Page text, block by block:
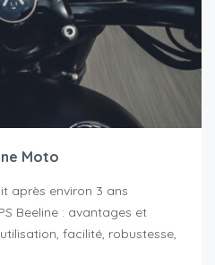
Moto
après environ 3 ans
Beeline : avantages et
facilité, robustesse,